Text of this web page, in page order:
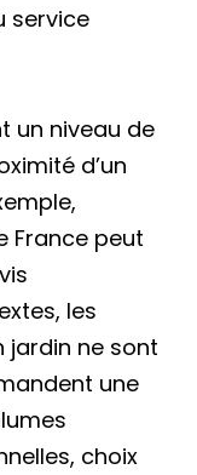
service
un niveau de
d’un
France peut
les
jardin ne sont
une
choix